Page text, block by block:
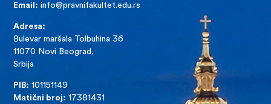
Email: info@pravnifakultet.edu.rs
Adresa:
Bulevar maršala Tolbuhina 36
11070 Novi Beograd,
Srbija
PIB: 101151149
Matični broj: 17381431